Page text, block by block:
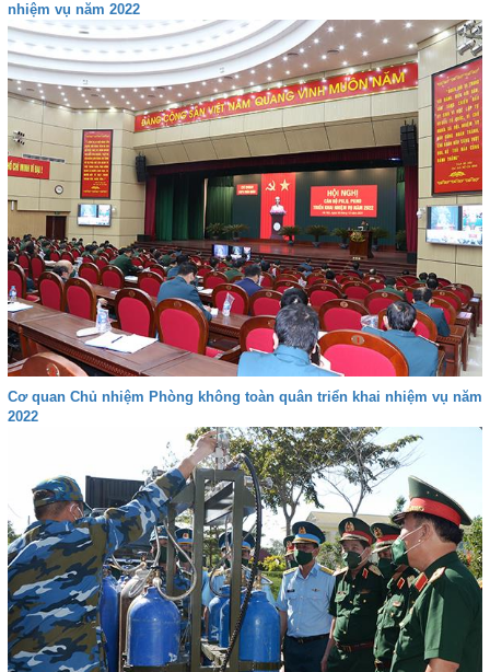
nhiệm vụ năm 2022
Cơ quan Chủ nhiệm Phòng không toàn quân triển khai nhiệm vụ năm
2022